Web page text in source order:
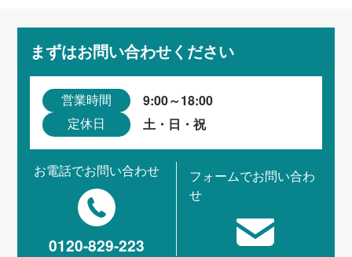
まずはお問い合わせください
営業時間 9:00～18:00
定休日 土・日・祝
お電話でお問い合わせ
0120-829-223
フォームでお問い合わ
せ